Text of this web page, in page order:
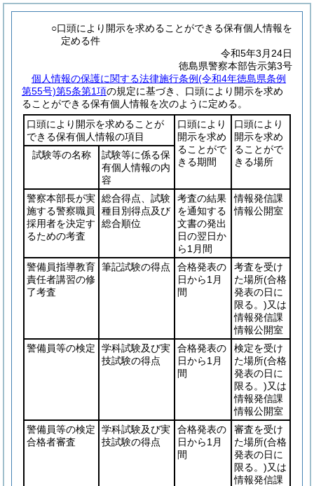
○口頭により開示を求めることができる保有個人情報を
定める件
令和5年3月24日
徳島県警察本部告示第3号
個人情報の保護に関する法律施行条例(令和4年徳島県条例
第55号)第5条第1項の規定に基づき、口頭により開示を求め
ることができる保有個人情報を次のように定める。
口頭により開示を求めることが
できる保有個人情報の項目
口頭により
開示を求め
ることがで
きる期間
口頭により
開示を求め
ることがで
きる場所
試験等の名称
試験等に係る保
有個人情報の内
容
警察本部長が実
施する警察職員
採用者を決定す
るための考査
総合得点、試験
種目別得点及び
総合順位
考査の結果
を通知する
文書の発出
日の翌日か
ら1月間
情報発信課
情報公開室
警備員指導教育
責任者講習の修
了考査
筆記試験の得点
合格発表の
日から1月
間
考査を受け
た場所(合格
発表の日に
限る。)又は
情報発信課
情報公開室
警備員等の検定
学科試験及び実
技試験の得点
合格発表の
日から1月
間
検定を受け
た場所(合格
発表の日に
限る。)又は
情報発信課
情報公開室
警備員等の検定
合格者審査
学科試験及び実
技試験の得点
合格発表の
日から1月
間
審査を受け
た場所(合格
発表の日に
限る。)又は
情報発信課